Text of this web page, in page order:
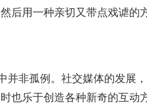
后用一种亲切又带点戏谑的
并非孤例。社交媒体的发展
也乐于创造各种新奇的互动